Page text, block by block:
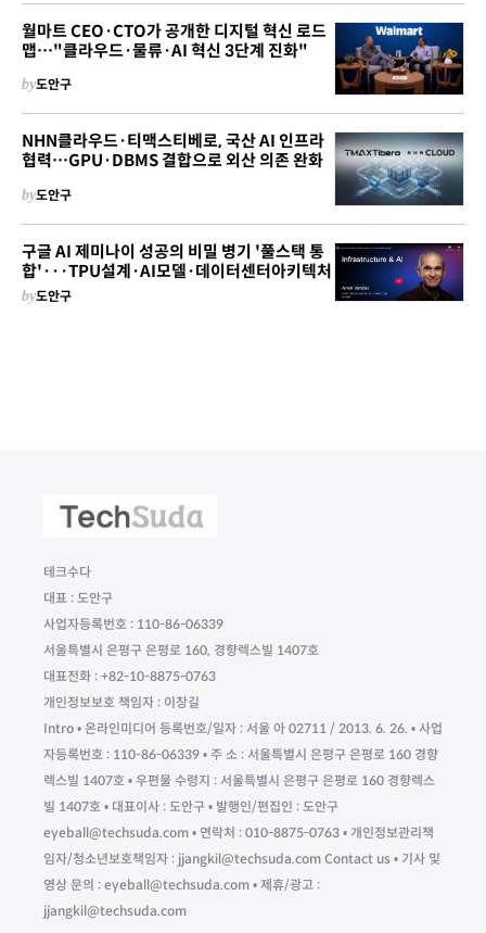
월마트 CEO·CTO가 공개한 디지털 혁신 로드
맵…"클라우드·물류·AI 혁신 3단계 진화"
by도안구
NHN클라우드·티맥스티베로, 국산 AI 인프라
협력…GPU·DBMS 결합으로 외산 의존 완화
by도안구
구글 AI 제미나이 성공의 비밀 병기 '풀스택 통
합'···TPU설계·AI모델·데이터센터아키텍처
by도안구
테크수다
대표 : 도안구
사업자등록번호 : 110-86-06339
서울특별시 은평구 은평로 160, 경향렉스빌 1407호
대표전화 : +82-10-8875-0763
개인정보보호 책임자 : 이창길
Intro • 온라인미디어 등록번호/일자 : 서울 아 02711 / 2013. 6. 26. • 사업
자등록번호 : 110-86-06339 • 주 소 : 서울특별시 은평구 은평로 160 경향
렉스빌 1407호 • 우편물 수령지 : 서울특별시 은평구 은평로 160 경향렉스
빌 1407호 • 대표이사 : 도안구 • 발행인/편집인 : 도안구
eyeball@techsuda.com • 연락처 : 010-8875-0763 • 개인정보관리책
임자/청소년보호책임자 : jjangkil@techsuda.com Contact us • 기사 및
영상 문의 : eyeball@techsuda.com • 제휴/광고 :
jjangkil@techsuda.com